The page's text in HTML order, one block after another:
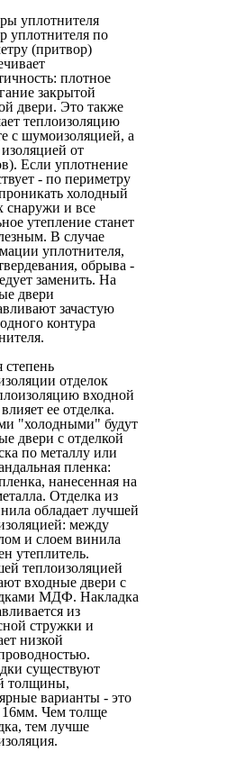
уплотнителя
уплотнителя по
(притвор)
плотное
закрытой
двери. Это также
теплоизоляцию
с шумоизоляцией, а
от
Если уплотнение
- по периметру
холодный
снаружи и все
утепление станет
В случае
уплотнителя,
обрыва -
заменить. На
двери
зачастую
контура
степень
отделок
входной
ее отделка.
"холодными" будут
двери с отделкой
по металлу или
пленка:
нанесенная на
Отделка из
обладает лучшей
между
и слоем винила
утеплитель.
теплоизоляцией
входные двери с
МДФ. Накладка
из
стружки и
низкой
существуют
толщины,
варианты - это
Чем толще
тем лучше